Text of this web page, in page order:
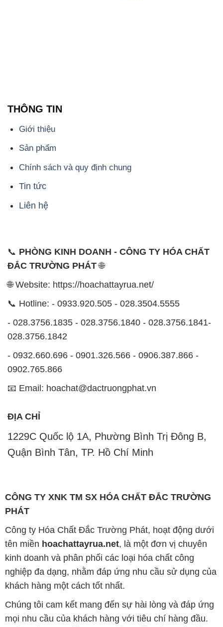
THÔNG TIN
Giới thiệu
Sản phẩm
Chính sách và quy định chung
Tin tức
Liên hệ
📞 PHÒNG KINH DOANH - CÔNG TY HÓA CHẤT
ĐẮC TRƯỜNG PHÁT🌐
🌐 Website: https://hoachattayrua.net/
📞 Hotline: - 0933.920.505 - 028.3504.5555
- 028.3756.1835 - 028.3756.1840 - 028.3756.1841-
028.3756.1842
- 0932.660.696 - 0901.326.566 - 0906.387.866 -
0902.765.866
📧 Email: hoachat@dactruongphat.vn
ĐỊA CHỈ
1229C Quốc lộ 1A, Phường Bình Trị Đông B,
Quận Bình Tân, TP. Hồ Chí Minh
CÔNG TY XNK TM SX HÓA CHẤT ĐẮC TRƯỜNG
PHÁT
Công ty Hóa Chất Đắc Trường Phát, hoạt động dưới
tên miền hoachattayrua.net, là một đơn vị chuyên
kinh doanh và phân phối các loại hóa chất công
nghiệp đa dạng, nhằm đáp ứng nhu cầu sử dụng của
khách hàng một cách tốt nhất.
Chúng tôi cam kết mang đến sự hài lòng và đáp ứng
mọi nhu cầu của khách hàng với tiêu chí hàng đầu.